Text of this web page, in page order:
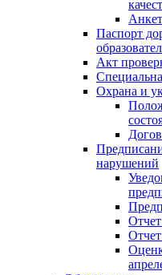
Паспорт
Акт
Охрана и
нарушений